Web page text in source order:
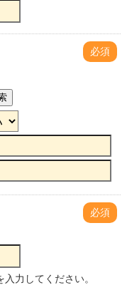
必須
必須
力してください。